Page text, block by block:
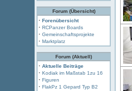
Forum (Übersicht)
· Forenübersicht
· RCPanzer Boards
· Gemeinschaftsprojekte
· Marktplatz
Forum (Aktuell)
· Aktuelle Beiträge
· Kodiak im Maßstab 1zu 16
· Figuren
· FlakPz 1 Gepard Typ B2